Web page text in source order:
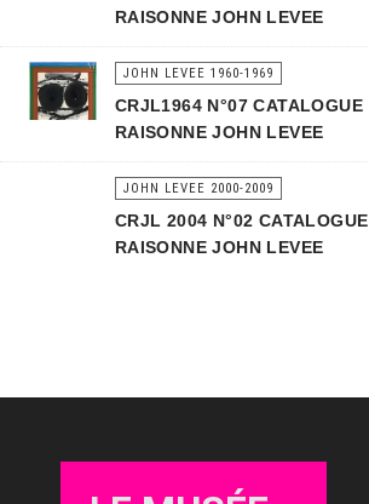
RAISONNE JOHN LEVEE
JOHN LEVEE 1960-1969
CRJL1964 N°07 CATALOGUE
RAISONNE JOHN LEVEE
JOHN LEVEE 2000-2009
CRJL 2004 N°02 CATALOGUE
RAISONNE JOHN LEVEE